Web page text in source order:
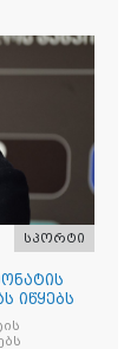
სპორტი
იწყებს